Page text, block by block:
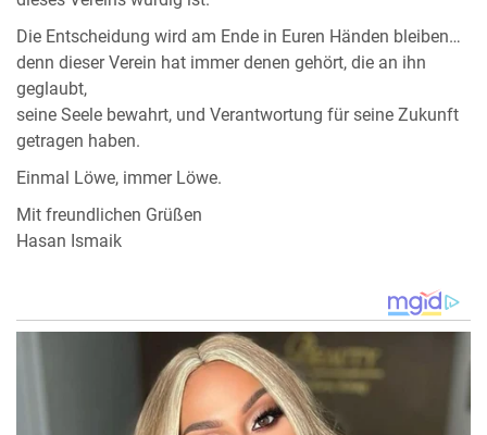
Die Entscheidung wird am Ende in Euren Händen bleiben…
denn dieser Verein hat immer denen gehört, die an ihn
geglaubt,
seine Seele bewahrt, und Verantwortung für seine Zukunft
getragen haben.
Einmal Löwe, immer Löwe.
Mit freundlichen Grüßen
Hasan Ismaik